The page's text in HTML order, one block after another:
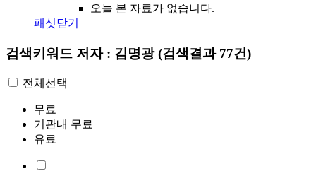
오늘 본 자료가 없습니다.
패싯닫기
검색키워드 저자 : 김명광(검색결과 77건)
전체선택
무료
기관내 무료
유료